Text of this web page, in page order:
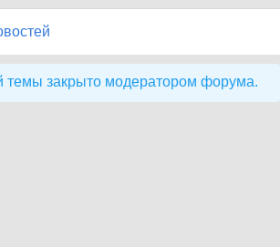
темы закрыто модератором форума.